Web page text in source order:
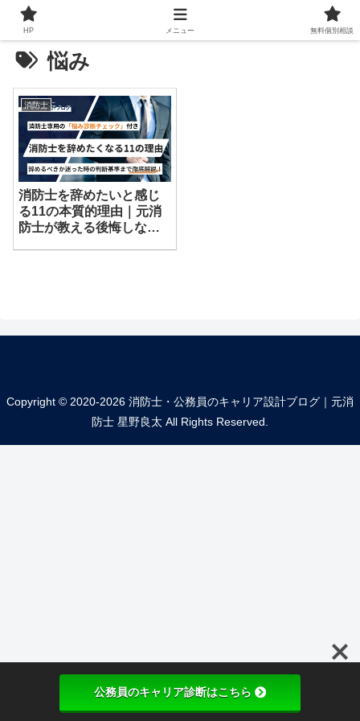
悩み
消防士
消防士を辞めたいと感じ
る11の本質的理由｜元消
防士が教える後悔しない
Copyright © 2020-2026 消防士・公務員のキャリア設計ブログ｜元消
防士 星野良太 All Rights Reserved.
HP メニュー 無料個別相談
公務員のキャリア診断はこちら